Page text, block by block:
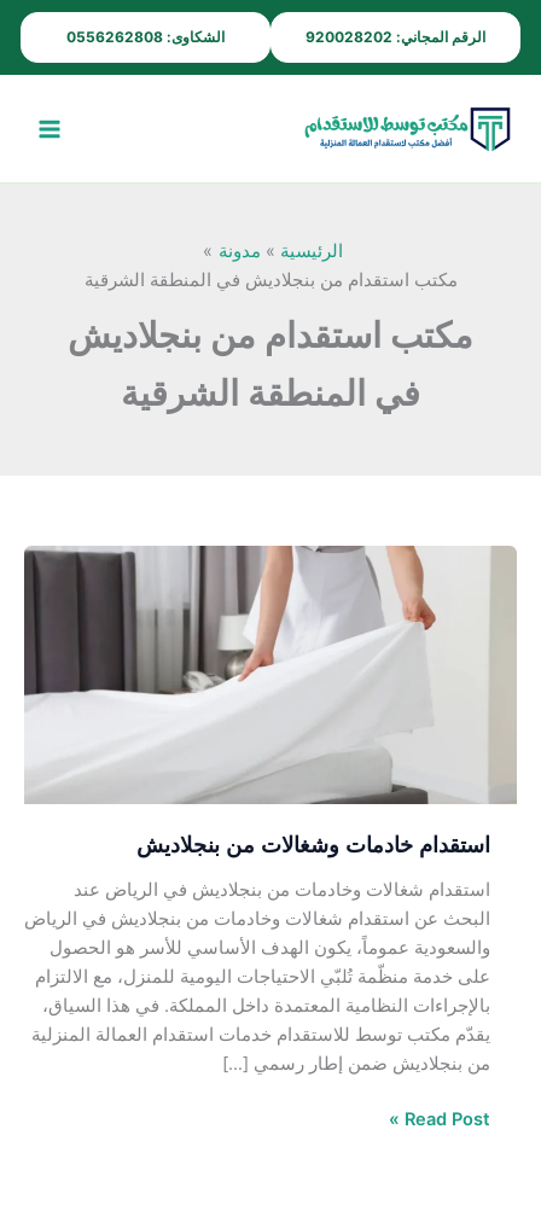
الرقم المجاني: 920028202 الشكاوى: 0556262808
تخطي
إلى
المحتوى
الرئيسية
مدونة
مكتب استقدام من بنجلاديش في المنطقة الشرقية
مكتب استقدام من بنجلاديش
في المنطقة الشرقية
استقدام خادمات وشغالات من بنجلاديش
استقدام شغالات وخادمات من بنجلاديش في الرياض عند
البحث عن استقدام شغالات وخادمات من بنجلاديش في الرياض
والسعودية عموماً، يكون الهدف الأساسي للأسر هو الحصول
على خدمة منظّمة تُلبّي الاحتياجات اليومية للمنزل، مع الالتزام
بالإجراءات النظامية المعتمدة داخل المملكة. في هذا السياق،
يقدّم مكتب توسط للاستقدام خدمات استقدام العمالة المنزلية
من بنجلاديش ضمن إطار رسمي […]
وشغالات
Read Post »